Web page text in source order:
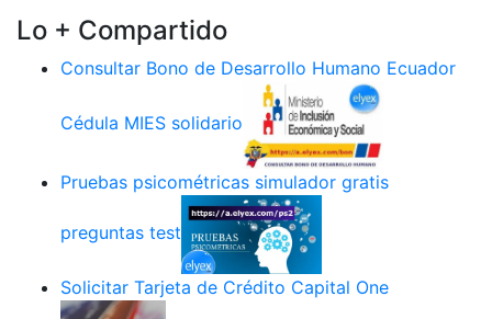
Lo + Compartido
Consultar Bono de Desarrollo Humano Ecuador
Cédula MIES solidario
Pruebas psicométricas simulador gratis
preguntas test
Solicitar Tarjeta de Crédito Capital One